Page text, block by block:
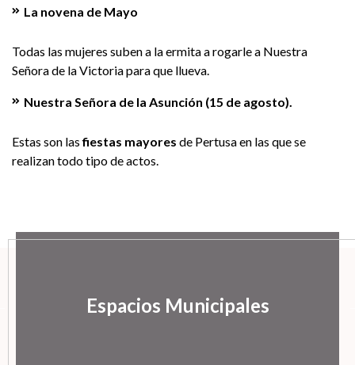
La novena de Mayo
Todas las mujeres suben a la ermita a rogarle a Nuestra
Señora de la Victoria para que llueva.
Nuestra Señora de la Asunción (15 de agosto).
Estas son lasfiestas mayores de Pertusa en las que se
realizan todo tipo de actos.
Espacios Municipales